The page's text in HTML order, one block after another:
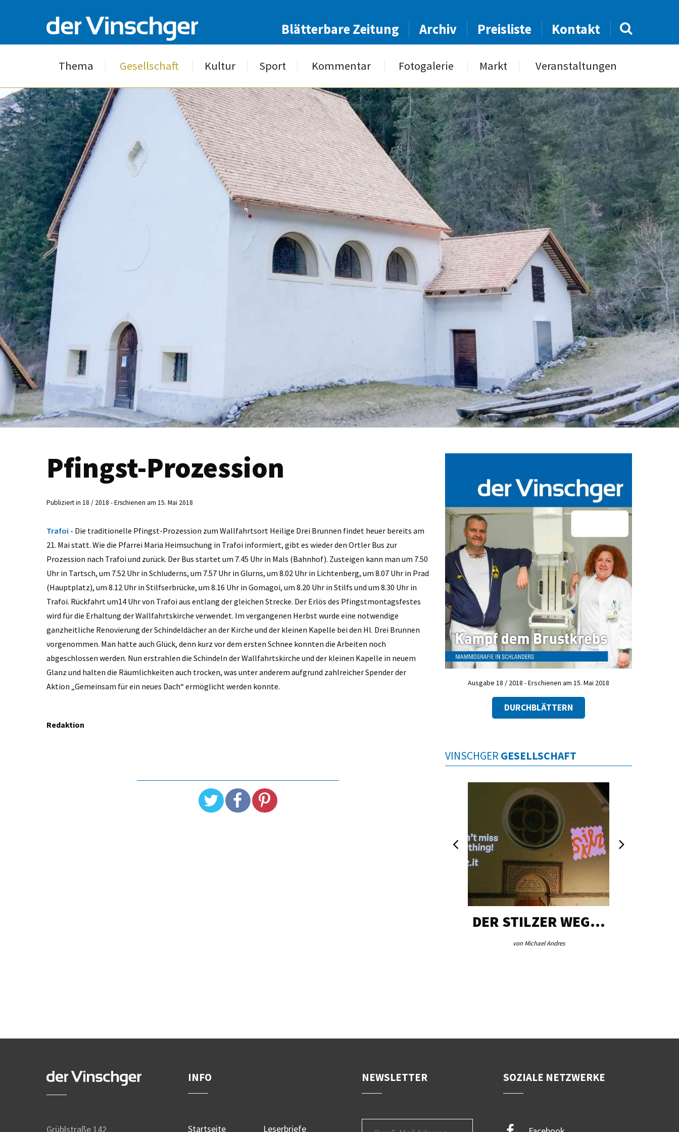
Blätterbare Zeitung Archiv Preisliste Kontakt
Thema Gesellschaft Kultur Sport Kommentar Fotogalerie Markt Veranstaltungen
Pfingst-Prozession
Publiziert in 18 / 2018 - Erschienen am 15. Mai 2018
Trafoi - Die traditionelle Pfingst-Prozession zum Wallfahrtsort Heilige Drei Brunnen findet heuer bereits am
21. Mai statt. Wie die Pfarrei Maria Heimsuchung in Trafoi informiert, gibt es wieder den Ortler Bus zur
Prozession nach Trafoi und zurück. Der Bus startet um 7.45 Uhr in Mals (Bahnhof). Zusteigen kann man um 7.50
Uhr in Tartsch, um 7.52 Uhr in Schluderns, um 7.57 Uhr in Glurns, um 8.02 Uhr in Lichtenberg, um 8.07 Uhr in Prad
(Hauptplatz), um 8.12 Uhr in Stilfserbrücke, um 8.16 Uhr in Gomagoi, um 8.20 Uhr in Stilfs und um 8.30 Uhr in
Trafoi. Rückfahrt um14 Uhr von Trafoi aus entlang der gleichen Strecke. Der Erlös des Pfingstmontagsfestes
wird für die Erhaltung der Wallfahrtskirche verwendet. Im vergangenen Herbst wurde eine notwendige
ganzheitliche Renovierung der Schindeldächer an der Kirche und der kleinen Kapelle bei den Hl. Drei Brunnen
vorgenommen. Man hatte auch Glück, denn kurz vor dem ersten Schnee konnten die Arbeiten noch
abgeschlossen werden. Nun erstrahlen die Schindeln der Wallfahrtskirche und der kleinen Kapelle in neuem
Glanz und halten die Räumlichkeiten auch trocken, was unter anderem aufgrund zahlreicher Spender der
Aktion „Gemeinsam für ein neues Dach“ ermöglicht werden konnte.
Redaktion
Ausgabe 18 / 2018 - Erschienen am 15. Mai 2018
DURCHBLÄTTERN
VINSCHGER GESELLSCHAFT
DER STILZER WEG…
von Michael Andres
Grüblstraße 142
INFO
Startseite Leserbriefe
NEWSLETTER SOZIALE NETZWERKE